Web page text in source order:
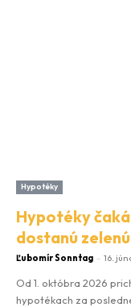
Hypotéky
Hypotéky
dostanú
Ľubomír Sonntag - 16.
Od 1. októbra 2026
hypotékach za